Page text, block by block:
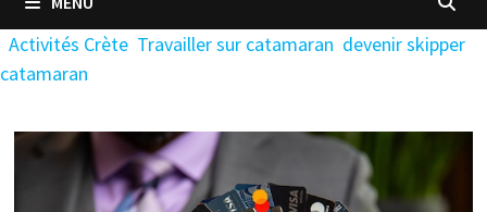
Activités Crète Travailler sur catamaran devenir skipper
catamaran